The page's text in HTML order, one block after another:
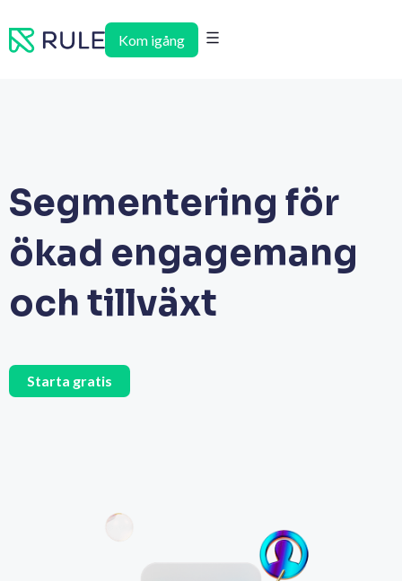
till
Kom igång
Segmentering för
ökad engagemang
och tillväxt
Starta gratis